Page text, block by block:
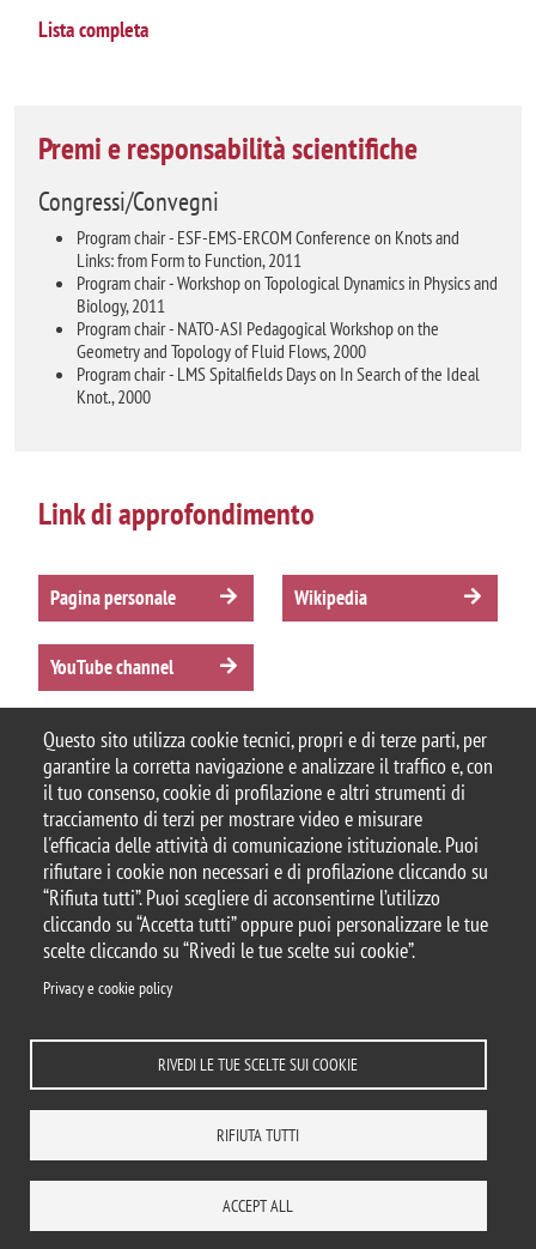
Questo sito utilizza cookie tecnici, propri e di terze parti, per
garantire la corretta navigazione e analizzare il traffico e, con
il tuo consenso, cookie di profilazione e altri strumenti di
tracciamento di terzi per mostrare video e misurare
l'efficacia delle attività di comunicazione istituzionale. Puoi
rifiutare i cookie non necessari e di profilazione cliccando su
“Rifiuta tutti”. Puoi scegliere di acconsentirne l’utilizzo
cliccando su “Accetta tutti” oppure puoi personalizzare le tue
scelte cliccando su “Rivedi le tue scelte sui cookie”.
Privacy e cookie policy
RIVEDI LE TUE SCELTE SUI COOKIE
RIFIUTA TUTTI
ACCEPT ALL
Lista completa
Premi e responsabilità scientifiche
Congressi/Convegni
Program chair - ESF-EMS-ERCOM Conference on Knots and
Links: from Form to Function, 2011
Program chair - Workshop on Topological Dynamics in Physics and
Biology, 2011
Program chair - NATO-ASI Pedagogical Workshop on the
Geometry and Topology of Fluid Flows, 2000
Program chair - LMS Spitalfields Days on In Search of the Ideal
Knot., 2000
Link di approfondimento
Pagina personale Wikipedia
YouTube channel
© 2025 Università degli Studi di Milano-Bicocca
Piazza dell'Ateneo Nuovo, 1 - 20126, Milano
Casella PEC:ateneo.bicocca@pec.unimib.it
P.I. 12621570154 |Contattaci
Amministrazione trasparente
Dichiarazione di accessibilità
ENG ACCEDI A...